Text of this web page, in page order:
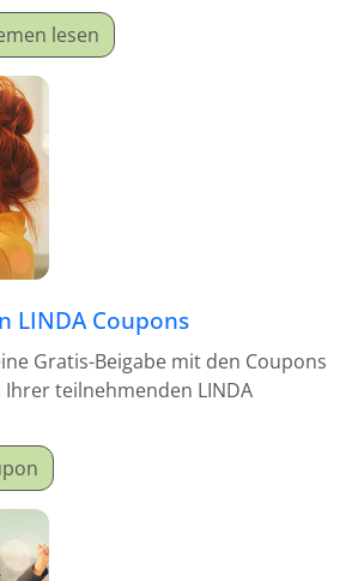
lesen
LINDA Coupons
Gratis-Beigabe mit den Coupons
teilnehmenden LINDA